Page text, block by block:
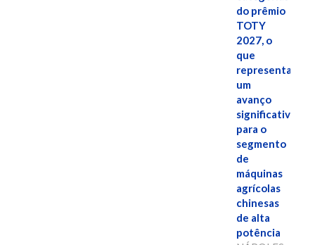
do prêmio
TOTY
2027, o
que
representa
um
avanço
significativo
para o
segmento
de
máquinas
agrícolas
chinesas
de alta
potência